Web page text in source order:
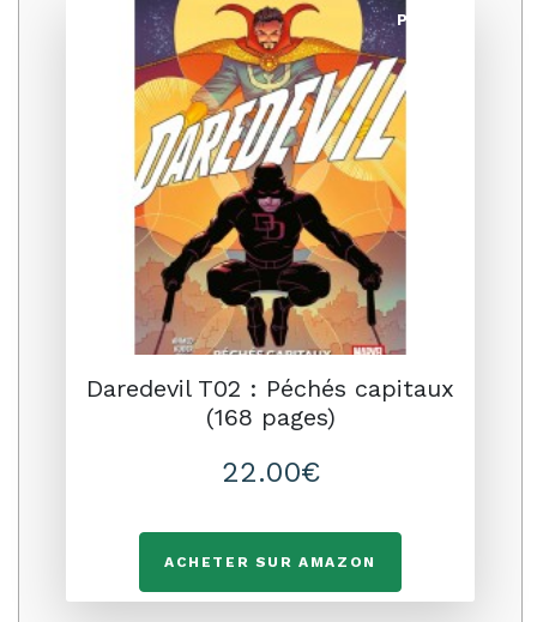
Promo
Daredevil T02 : Péchés capitaux
(168 pages)
22.00€
ACHETER SUR AMAZON